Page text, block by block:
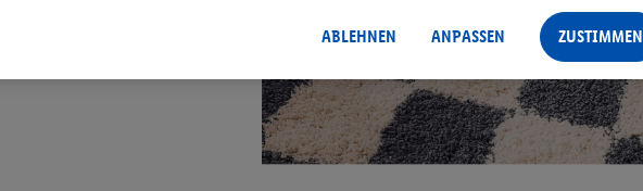
Dies umfasst die Zusammenführung von Daten (z.B. über Ihre Nutzung der Lidl-Dienste, Ihr
Lidl-Diensten, Informationen aus Ihrem Kundenkonto - z.B. Alter oder Geschlecht - sowie Ihre
auch über verschiedene Endgeräte und Lidl-Dienste hinweg einschließlich dem Speichern von
auf Informationen auf Ihren Endgeräten zur Erstellung von Zielgruppen (sogenannten
mit dem Ausspielen dieser Werbung erfolgen Verarbeitungen auch zur Leistungs-/
zur Zielgruppenforschung, zur Entwicklung von Angeboten sowie zur technischen
ABLEHNEN ANPASSEN ZUSTIMMEN